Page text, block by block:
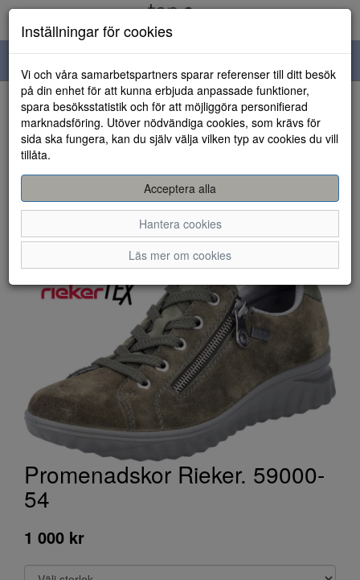
navigation
HEM
Promenadskor Rieker. 59000-
54
1 000 kr
Inställningar för cookies
Vi och våra samarbetspartners sparar referenser till ditt besök
på din enhet för att kunna erbjuda anpassade funktioner,
spara besöksstatistik och för att möjliggöra personifierad
marknadsföring. Utöver nödvändiga cookies, som krävs för
sida ska fungera, kan du själv välja vilken typ av cookies du vill
tillåta.
Acceptera alla
Hantera cookies
Läs mer om cookies